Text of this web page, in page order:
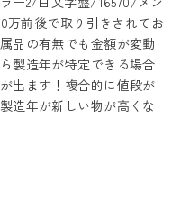
万前後で取り引きされてお
品の有無でも金額が変動
製造年が特定できる場合
出ます！複合的に値段が
造年が新しい物が高くな